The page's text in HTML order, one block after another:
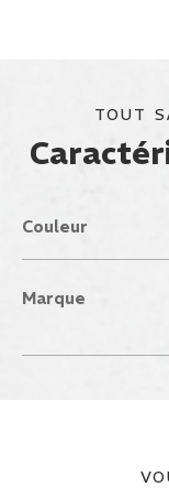
TOUT
Couleur
Marque